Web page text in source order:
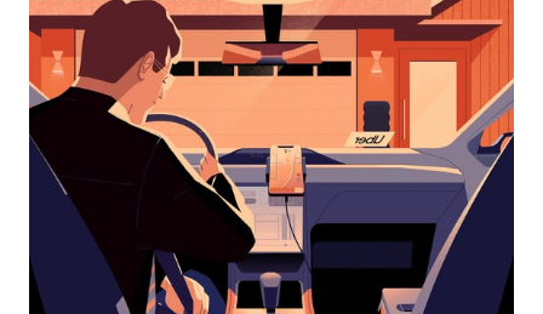
浏
日
并
期。
按